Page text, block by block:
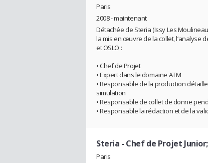
Paris
2008 - maintenant
Détachée de Steria (Issy Les
la mis en œuvre de la collet, l’analyse
et OSLO :
• Chef de Projet
• Expert dans le domaine ATM
• Responsable de la production
simulation
• Responsable de collet de donne
• Responsable la rédaction et de la
Steria - Chef de Projet
Paris